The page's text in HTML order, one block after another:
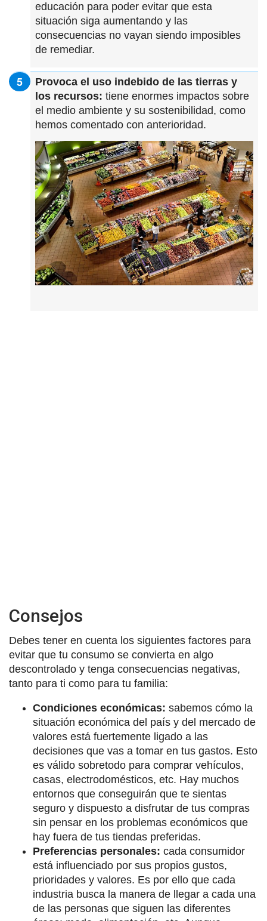
educación para poder evitar que esta
situación siga aumentando y las
consecuencias no vayan siendo imposibles
de remediar.
Provoca el uso indebido de las tierras y
los recursos: tiene enormes impactos sobre
el medio ambiente y su sostenibilidad, como
hemos comentado con anterioridad.
Consejos
Debes tener en cuenta los siguientes factores para
evitar que tu consumo se convierta en algo
descontrolado y tenga consecuencias negativas,
tanto para ti como para tu familia:
Condiciones económicas: sabemos cómo la
situación económica del país y del mercado de
valores está fuertemente ligado a las
decisiones que vas a tomar en tus gastos. Esto
es válido sobretodo para comprar vehículos,
casas, electrodomésticos, etc. Hay muchos
entornos que conseguirán que te sientas
seguro y dispuesto a disfrutar de tus compras
sin pensar en los problemas económicos que
hay fuera de tus tiendas preferidas.
Preferencias personales: cada consumidor
está influenciado por sus propios gustos,
prioridades y valores. Es por ello que cada
industria busca la manera de llegar a cada una
de las personas que siguen las diferentes